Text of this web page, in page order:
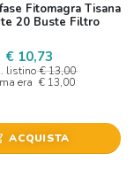
Fitomagra Tisana
20 Buste Filtro
€ 10,73
listino € 13,00
era € 13,00
ACQUISTA